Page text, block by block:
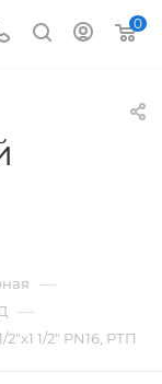
0
—
—
1/2" PN16, РТП